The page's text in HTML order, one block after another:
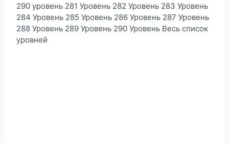
290 уровень 281 Уровень 282 Уровень 283 Уровень
284 Уровень 285 Уровень 286 Уровень 287 Уровень
288 Уровень 289 Уровень 290 Уровень Весь список
уровней